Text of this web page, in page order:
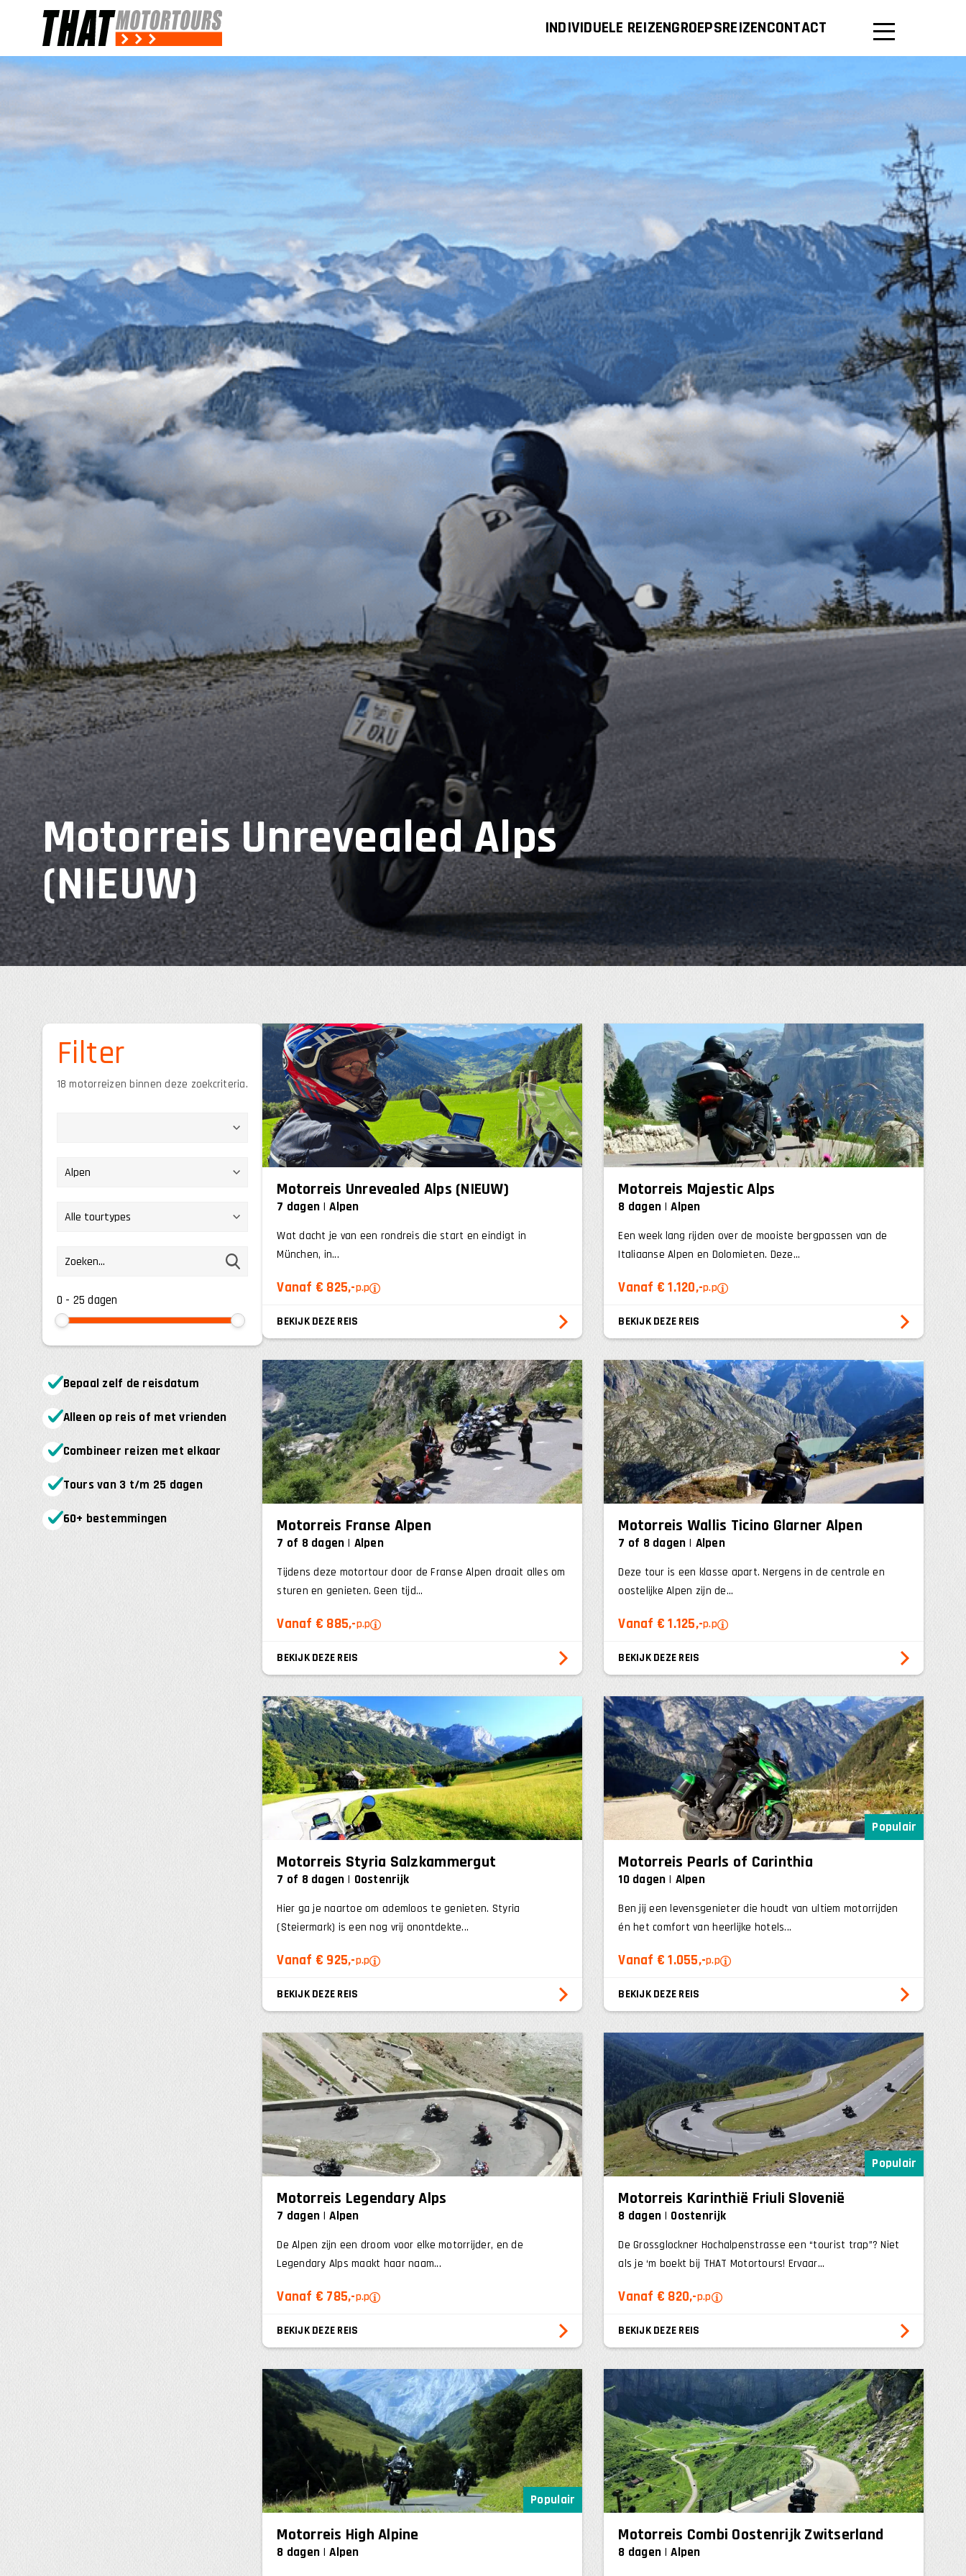
INDIVIDUELE REIZENGROEPSREIZENCONTACT
Motorreis Unrevealed Alps
(NIEUW)
Filter
18 motorreizen binnen deze zoekcriteria.
0 - 25
Bepaal zelf de reisdatum
Alleen op reis of met vrienden
Combineer reizen met elkaar
Tours van 3 t/m 25 dagen
60+ bestemmingen
Motorreis Unrevealed Alps (NIEUW)
7 dagen Alpen
Wat dacht je van een rondreis die start en eindigt in
München, in...
Vanaf € 825,-p.p
BEKIJK DEZE REIS
Motorreis Majestic Alps
8 dagen Alpen
Een week lang rijden over de mooiste bergpassen van de
Italiaanse Alpen en Dolomieten. Deze...
Vanaf € 1.120,-p.p
BEKIJK DEZE REIS
Motorreis Franse Alpen
7 of 8 dagen Alpen
Tijdens deze motortour door de Franse Alpen draait alles om
sturen en genieten. Geen tijd...
Vanaf € 885,-p.p
BEKIJK DEZE REIS
Motorreis Wallis Ticino Glarner Alpen
7 of 8 dagen Alpen
Deze tour is een klasse apart. Nergens in de centrale en
oostelijke Alpen zijn de...
Vanaf € 1.125,-p.p
BEKIJK DEZE REIS
Motorreis Styria Salzkammergut
7 of 8 dagen Oostenrijk
Hier ga je naartoe om ademloos te genieten. Styria
(Steiermark) is een nog vrij onontdekte...
Vanaf € 925,-p.p
BEKIJK DEZE REIS
Populair
Motorreis Pearls of Carinthia
10 dagen Alpen
Ben jij een levensgenieter die houdt van ultiem motorrijden
én het comfort van heerlijke hotels...
Vanaf € 1.055,-p.p
BEKIJK DEZE REIS
Motorreis Legendary Alps
7 dagen Alpen
De Alpen zijn een droom voor elke motorrijder, en de
Legendary Alps maakt haar naam...
Vanaf € 785,-p.p
BEKIJK DEZE REIS
Populair
Motorreis Karinthië Friuli Slovenië
8 dagen Oostenrijk
De Grossglockner Hochalpenstrasse een “tourist trap”? Niet
als je ‘m boekt bij THAT Motortours! Ervaar...
Vanaf € 820,-p.p
BEKIJK DEZE REIS
Populair
Motorreis High Alpine
8 dagen Alpen
Motorreis Combi Oostenrijk Zwitserland
8 dagen Alpen